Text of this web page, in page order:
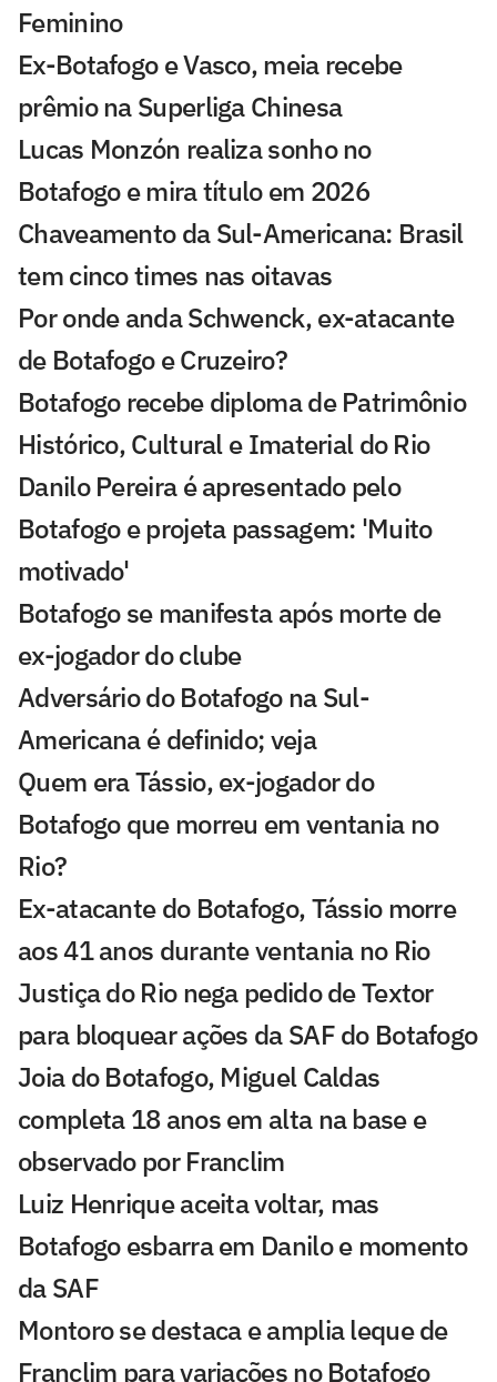
Feminino
Ex-Botafogo e Vasco, meia recebe
prêmio na Superliga Chinesa
Lucas Monzón realiza sonho no
Botafogo e mira título em 2026
Chaveamento da Sul-Americana: Brasil
tem cinco times nas oitavas
Por onde anda Schwenck, ex-atacante
de Botafogo e Cruzeiro?
Botafogo recebe diploma de Patrimônio
Histórico, Cultural e Imaterial do Rio
Danilo Pereira é apresentado pelo
Botafogo e projeta passagem: 'Muito
motivado'
Botafogo se manifesta após morte de
ex-jogador do clube
Adversário do Botafogo na Sul-
Americana é definido; veja
Quem era Tássio, ex-jogador do
Botafogo que morreu em ventania no
Rio?
Ex-atacante do Botafogo, Tássio morre
aos 41 anos durante ventania no Rio
Justiça do Rio nega pedido de Textor
para bloquear ações da SAF do Botafogo
Joia do Botafogo, Miguel Caldas
completa 18 anos em alta na base e
observado por Franclim
Luiz Henrique aceita voltar, mas
Botafogo esbarra em Danilo e momento
da SAF
Montoro se destaca e amplia leque de
Franclim para variações no Botafogo